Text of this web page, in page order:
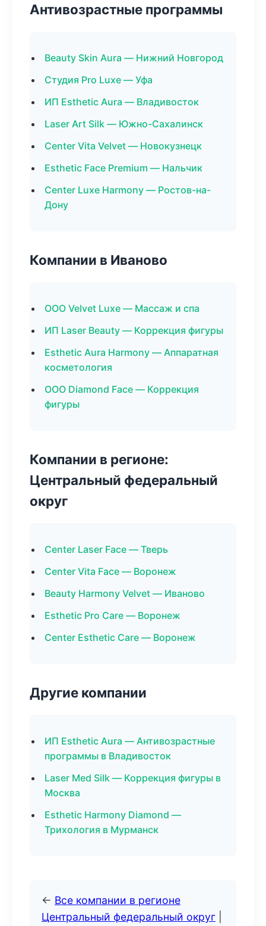
Антивозрастные программы
Beauty Skin Aura — Нижний Новгород
Студия Pro Luxe — Уфа
ИП Esthetic Aura — Владивосток
Laser Art Silk — Южно-Сахалинск
Center Vita Velvet — Новокузнецк
Esthetic Face Premium — Нальчик
Center Luxe Harmony — Ростов-на-
Дону
Компании в Иваново
ООО Velvet Luxe — Массаж и спа
ИП Laser Beauty — Коррекция фигуры
Esthetic Aura Harmony — Аппаратная
косметология
ООО Diamond Face — Коррекция
фигуры
Компании в регионе:
Центральный федеральный
округ
Center Laser Face — Тверь
Center Vita Face — Воронеж
Beauty Harmony Velvet — Иваново
Esthetic Pro Care — Воронеж
Center Esthetic Care — Воронеж
Другие компании
ИП Esthetic Aura — Антивозрастные
программы в Владивосток
Laser Med Silk — Коррекция фигуры в
Москва
Esthetic Harmony Diamond —
Трихология в Мурманск
← Все компании в регионе
Центральный федеральный округ